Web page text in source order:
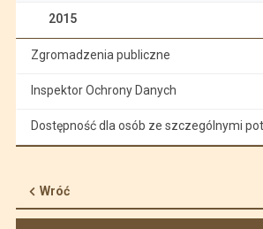
2015
Zgromadzenia publiczne
Inspektor Ochrony Danych
Dostępność dla osób ze szczególnymi
Wróć